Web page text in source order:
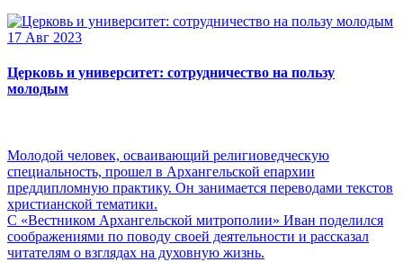
17 Авг 2023
Церковь и университет: сотрудничество на пользу
молодым
Молодой человек, осваивающий религиоведческую
специальность, прошел в Архангельской епархии
преддипломную практику. Он занимается переводами текстов
христианской тематики.
С «Вестником Архангельской митрополии» Иван поделился
соображениями по поводу своей деятельности и рассказал
читателям о взглядах на духовную жизнь.